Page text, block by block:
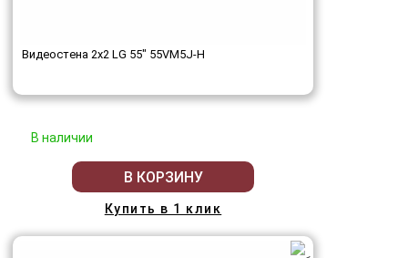
Видеостена 2x2 LG 55" 55VM5J-H
В наличии
В КОРЗИНУ
Купить в 1 клик